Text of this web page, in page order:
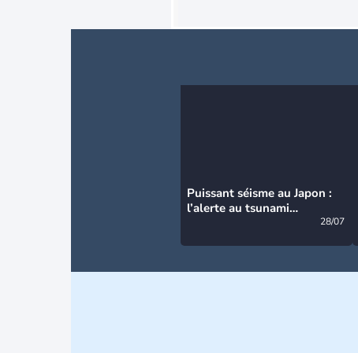
Puissant séisme au Japon :
l’alerte au tsunami
28/07